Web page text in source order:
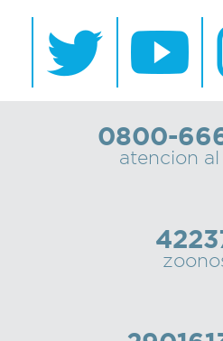
0800-
atencion